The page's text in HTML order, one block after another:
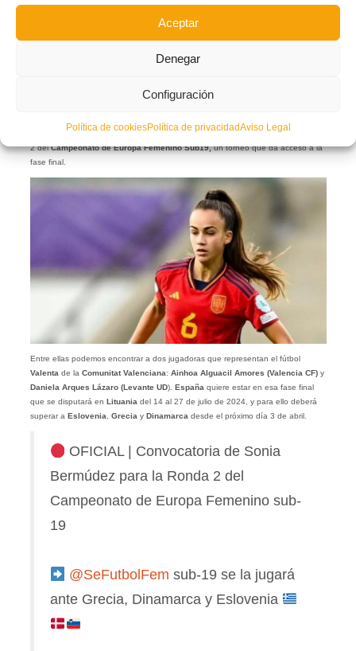
Aceptar
Denegar
Configuración
Política de cookiesPolítica de privacidadAviso Legal
clasificación de España para el próximoCampeonato de Europa sub19
hoy la convocatoria con las veinte futbolistas finalmente elegidas para la Ronda
2 delCampeonato de Europa Femenino Sub19,un torneo que da acceso a la
fase final.
Entre ellas podemos encontrar a dos jugadoras que representan el fútbol
Valenta de la Comunitat Valenciana: Ainhoa Alguacil Amores (Valencia CF) y
Daniela Arques Lázaro (Levante UD). España quiere estar en esa fase final
que se disputará en Lituania del 14 al 27 de julio de 2024, y para ello deberá
superar a Eslovenia Grecia y Dinamarca desde el próximo día 3 de abril.
OFICIAL | Convocatoria de Sonia
Bermúdez para la Ronda 2 del
Campeonato de Europa Femenino sub-
19
@SeFutbolFem sub-19 se la jugará
ante Grecia, Dinamarca y Eslovenia